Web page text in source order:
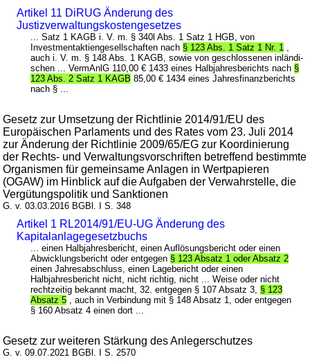
Artikel 11 DiRUG Änderung des
Justizverwaltungskostengesetzes
... Satz 1 KAGB i. V. m. § 340l Abs. 1 Satz 1 HGB, von
Investmentaktiengesellschaften nach § 123 Abs. 1 Satz 1 Nr. 1 ,
auch i. V. m. § 148 Abs. 1 KAGB, sowie von geschlossenen inländi-
schen ... VermAnlG 110,00 € 1433 eines Halbjahresberichts nach §
123 Abs. 2 Satz 1 KAGB 85,00 € 1434 eines Jahresfinanzberichts
nach § ...
Gesetz zur Umsetzung der Richtlinie 2014/91/EU des
Europäischen Parlaments und des Rates vom 23. Juli 2014
zur Änderung der Richtlinie 2009/65/EG zur Koordinierung
der Rechts- und Verwaltungsvorschriften betreffend bestimmte
Organismen für gemeinsame Anlagen in Wertpapieren
(OGAW) im Hinblick auf die Aufgaben der Verwahrstelle, die
Vergütungspolitik und Sanktionen
G. v. 03.03.2016 BGBl. I S. 348
Artikel 1 RL2014/91/EU-UG Änderung des
Kapitalanlagegesetzbuchs
... einen Halbjahresbericht, einen Auflösungsbericht oder einen
Abwicklungsbericht oder entgegen § 123 Absatz 1 oder Absatz 2
einen Jahresabschluss, einen Lagebericht oder einen
Halbjahresbericht nicht, nicht richtig, nicht ... Weise oder nicht
rechtzeitig bekannt macht, 32. entgegen § 107 Absatz 3, § 123
Absatz 5 , auch in Verbindung mit § 148 Absatz 1, oder entgegen
§ 160 Absatz 4 einen dort ...
Gesetz zur weiteren Stärkung des Anlegerschutzes
G. v. 09.07.2021 BGBl. I S. 2570